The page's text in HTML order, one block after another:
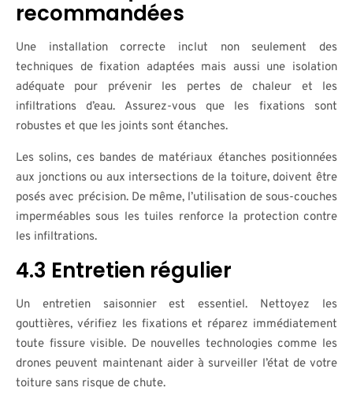
recommandées
Une installation correcte inclut non seulement des
techniques de fixation adaptées mais aussi une isolation
adéquate pour prévenir les pertes de chaleur et les
infiltrations d’eau. Assurez-vous que les fixations sont
robustes et que les joints sont étanches.
Les solins, ces bandes de matériaux étanches positionnées
aux jonctions ou aux intersections de la toiture, doivent être
posés avec précision. De même, l’utilisation de sous-couches
imperméables sous les tuiles renforce la protection contre
les infiltrations.
4.3 Entretien régulier
Un entretien saisonnier est essentiel. Nettoyez les
gouttières, vérifiez les fixations et réparez immédiatement
toute fissure visible. De nouvelles technologies comme les
drones peuvent maintenant aider à surveiller l’état de votre
toiture sans risque de chute.